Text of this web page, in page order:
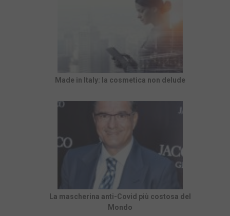
Made in Italy: la cosmetica non delude
La mascherina anti-Covid più costosa del
Mondo